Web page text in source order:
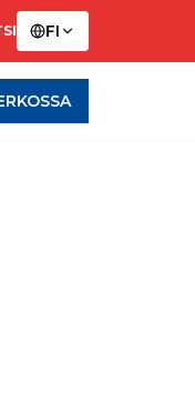
FI